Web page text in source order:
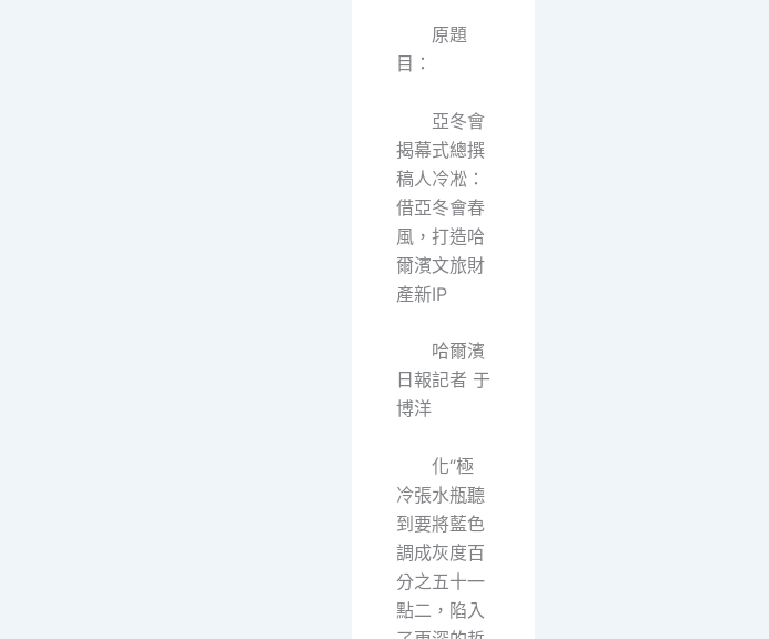
原題
目：
亞冬會
揭幕式總撰
稿人冷凇：
借亞冬會春
風，打造哈
爾濱文旅財
產新IP
哈爾濱
日報記者 于
博洋
化“極
冷張水瓶聽
到要將藍色
調成灰度百
分之五十一
點二，陷入